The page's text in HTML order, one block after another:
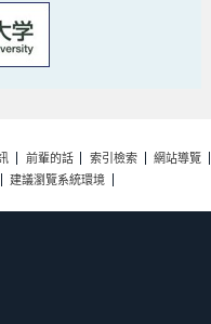
前輩的話 索引檢索
網站導覽
建議瀏覽系統環境